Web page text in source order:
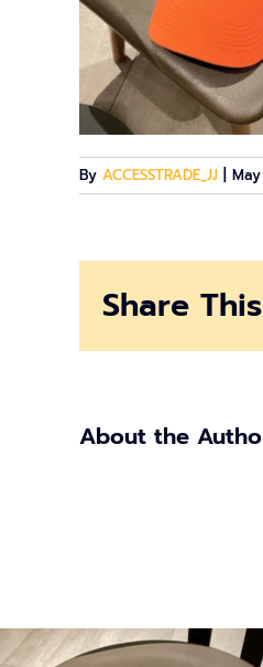
By ACCESSTRADE_JJ
Share
About the